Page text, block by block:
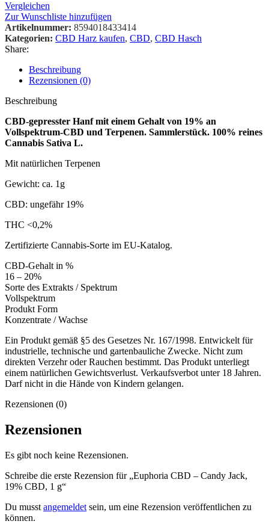
Vergleichen
Zur Wunschliste hinzufügen
Artikelnummer: 8594018433414
Kategorien: CBD Harz kaufen, CBD, CBD Hasch
Share:
Beschreibung
Rezensionen (0)
Beschreibung
CBD-gepresster Hanf mit einem Gehalt von 19% an
Vollspektrum-CBD und Terpenen. Sammlerstück. 100% reines
Cannabis Sativa L.
Mit natürlichen Terpenen
Gewicht: ca. 1g
CBD: ungefähr 19%
THC <0,2%
Zertifizierte Cannabis-Sorte im EU-Katalog.
CBD-Gehalt in %
16 – 20%
Sorte des Extrakts / Spektrum
Vollspektrum
Produkt Form
Konzentrate / Wachse
Ein Produkt gemäß §5 des Gesetzes Nr. 167/1998. Entwickelt für
industrielle, technische und gartenbauliche Zwecke. Nicht zum
direkten Verzehr oder Rauchen bestimmt. Das Produkt unterliegt
einem natürlichen Gewichtsverlust. Verkaufsverbot unter 18 Jahren.
Darf nicht in die Hände von Kindern gelangen.
Rezensionen (0)
Rezensionen
Es gibt noch keine Rezensionen.
Schreibe die erste Rezension für „Euphoria CBD – Candy Jack,
19% CBD, 1 g“
Du musst angemeldet sein, um eine Rezension veröffentlichen zu
können.